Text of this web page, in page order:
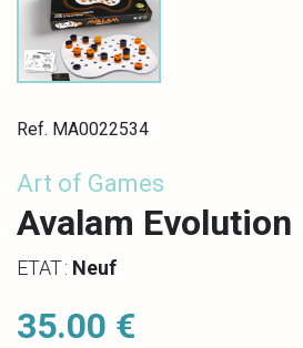
Ref. MA0022534
Art of Games
Avalam Evolution
ETAT : Neuf
35.00 €